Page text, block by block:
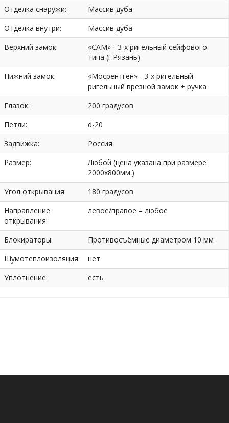
Отделка снаружи:
Массив дуба
Отделка внутри:
Массив дуба
Верхний замок:
«САМ» - 3-х ригельный сейфового
типа (г.Рязань)
Нижний замок:
«Мосрентген» - 3-х ригельный
ригельный врезной замок + ручка
Глазок:
200 градусов
Петли:
d-20
Задвижка:
Россия
Размер:
Любой (цена указана при размере
2000х800мм.)
Угол открывания:
180 градусов
Направление
открывания:
левое/правое – любое
Блокираторы:
Противосъёмные диаметром 10 мм
Шумотеплоизоляция:
нет
Уплотнение:
есть